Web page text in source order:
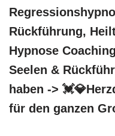
Rückführung,
Hypnose
Seelen &
haben ->
für den ganzen